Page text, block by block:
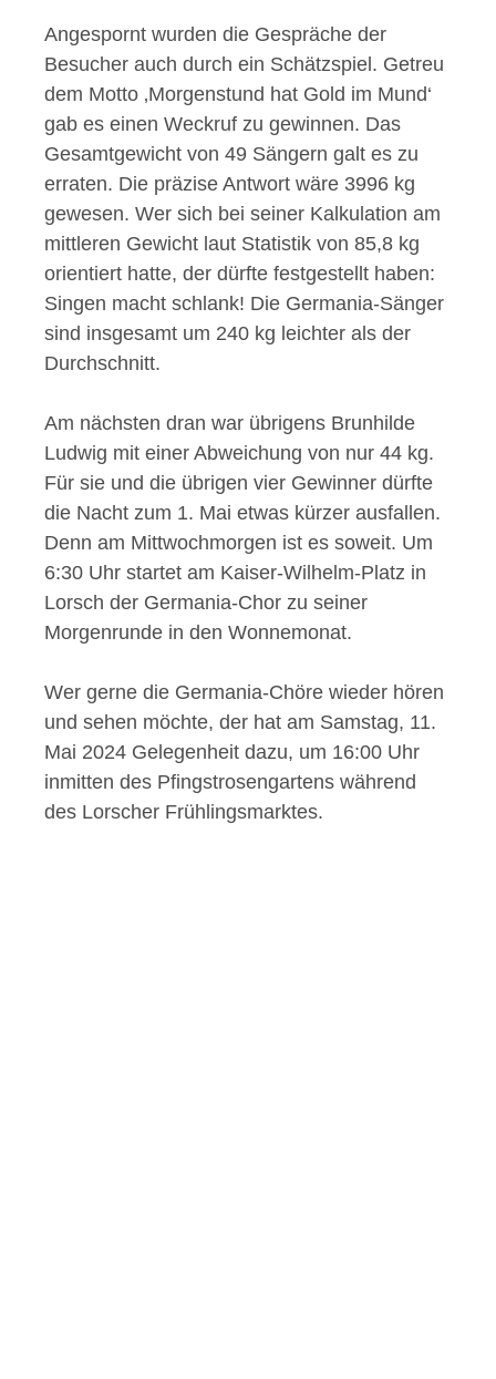
Angespornt wurden die Gespräche der
Besucher auch durch ein Schätzspiel. Getreu
dem Motto ‚Morgenstund hat Gold im Mund‘
gab es einen Weckruf zu gewinnen. Das
Gesamtgewicht von 49 Sängern galt es zu
erraten. Die präzise Antwort wäre 3996 kg
gewesen. Wer sich bei seiner Kalkulation am
mittleren Gewicht laut Statistik von 85,8 kg
orientiert hatte, der dürfte festgestellt haben:
Singen macht schlank! Die Germania-Sänger
sind insgesamt um 240 kg leichter als der
Durchschnitt.
Am nächsten dran war übrigens Brunhilde
Ludwig mit einer Abweichung von nur 44 kg.
Für sie und die übrigen vier Gewinner dürfte
die Nacht zum 1. Mai etwas kürzer ausfallen.
Denn am Mittwochmorgen ist es soweit. Um
6:30 Uhr startet am Kaiser-Wilhelm-Platz in
Lorsch der Germania-Chor zu seiner
Morgenrunde in den Wonnemonat.
Wer gerne die Germania-Chöre wieder hören
und sehen möchte, der hat am Samstag, 11.
Mai 2024 Gelegenheit dazu, um 16:00 Uhr
inmitten des Pfingstrosengartens während
des Lorscher Frühlingsmarktes.